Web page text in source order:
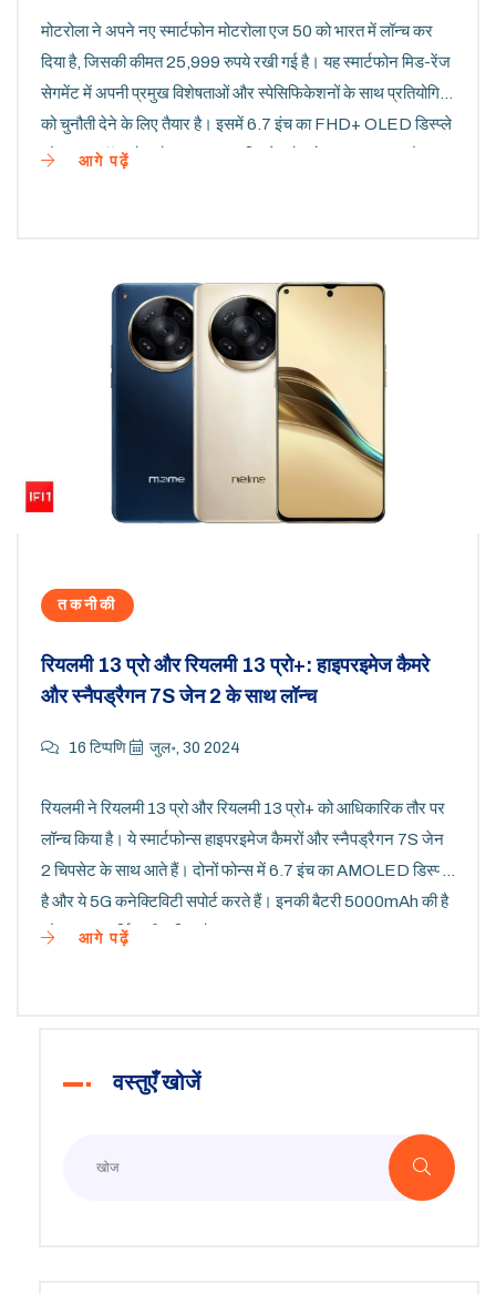
मोटरोला ने अपने नए स्मार्टफोन मोटरोला एज 50 को भारत में लॉन्च कर
दिया है, जिसकी कीमत 25,999 रुपये रखी गई है। यह स्मार्टफोन मिड-रेंज
सेगमेंट में अपनी प्रमुख विशेषताओं और स्पेसिफिकेशनों के साथ प्रतियोगिता
को चुनौती देने के लिए तैयार है। इसमें 6.7 इंच का FHD+ OLED डिस्प्ले
और क्वालकॉम स्नैपड्रैगन 778G+ चिपसेट है, जो 8GB RAM और
आगे पढ़ें
तकनीकी
रियलमी 13 प्रो और रियलमी 13 प्रो+: हाइपरइमेज कैमरे
और स्नैपड्रैगन 7S जेन 2 के साथ लॉन्च
16 टिप्पणि जुल॰, 30 2024
रियलमी ने रियलमी 13 प्रो और रियलमी 13 प्रो+ को आधिकारिक तौर पर
लॉन्च किया है। ये स्मार्टफोन्स हाइपरइमेज कैमरों और स्नैपड्रैगन 7S जेन
2 चिपसेट के साथ आते हैं। दोनों फोन्स में 6.7 इंच का AMOLED डिस्प्ले
है और ये 5G कनेक्टिविटी सपोर्ट करते हैं। इनकी बैटरी 5000mAh की है
और फास्ट चार्जिंग की सुविधा है।
आगे पढ़ें
वस्तुएँ खोजें